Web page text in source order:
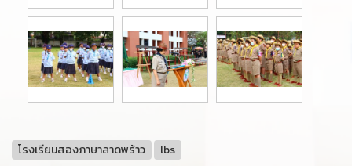
โรงเรียนสองภาษาลาดพร้าว lbs